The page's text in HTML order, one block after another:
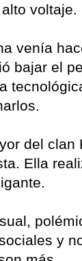
voltaje.
venía
bajar el
del clan
Ella
y